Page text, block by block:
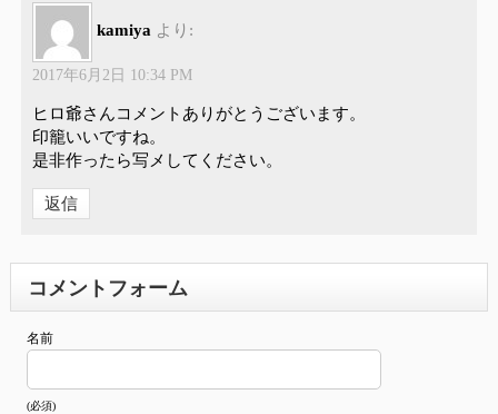
kamiya より:
2017年6月2日 10:34 PM
ヒロ爺さんコメントありがとうございます。
印籠いいですね。
是非作ったら写メしてください。
返信
コメントフォーム
名前
(必須)